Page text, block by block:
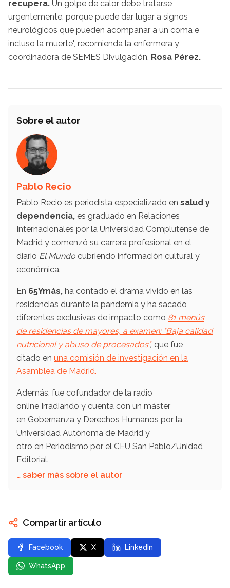
recupera. Un golpe de calor debe tratarse
urgentemente, porque puede dar lugar a signos
neurológicos que pueden acompañar a un coma e
incluso la muerte", recomienda la enfermera y
coordinadora de SEMES Divulgación, Rosa Pérez.
Sobre el autor
Pablo Recio
Pablo Recio es periodista especializado en salud y
dependencia, es graduado en Relaciones
Internacionales por la Universidad Complutense de
Madrid y comenzó su carrera profesional en el
diario El Mundo cubriendo información cultural y
económica.
En 65Ymás, ha contado el drama vivido en las
residencias durante la pandemia y ha sacado
diferentes exclusivas de impacto como 81 menús
de residencias de mayores, a examen: "Baja calidad
nutricional y abuso de procesados", que fue
citado en una comisión de investigación en la
Asamblea de Madrid.
Además, fue cofundador de la radio
online Irradiando y cuenta con un máster
en Gobernanza y Derechos Humanos por la
Universidad Autónoma de Madrid y
otro en Periodismo por el CEU San Pablo/Unidad
Editorial.
… saber más sobre el autor
Compartir artículo
Facebook X LinkedIn
WhatsApp